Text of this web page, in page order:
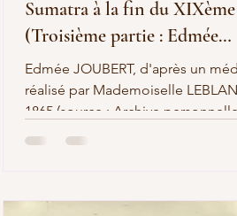
Sumatra à la fin du XIXème
(Troisième partie : Edmée
JOUBERT)
Edmée JOUBERT, d'après un
réalisé par Mademoiselle
1865 (source : Archive